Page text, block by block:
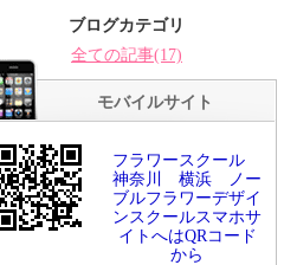
ブログカテゴリ
全ての記事(17)
モバイルサイト
フラワースクール
神奈川 横浜 ノー
ブルフラワーデザイ
ンスクールスマホサ
イトへはQRコード
から